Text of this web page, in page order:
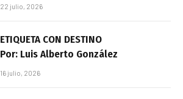
22 julio, 2026
ETIQUETA CON DESTINO
Por: Luis Alberto González
16 julio, 2026